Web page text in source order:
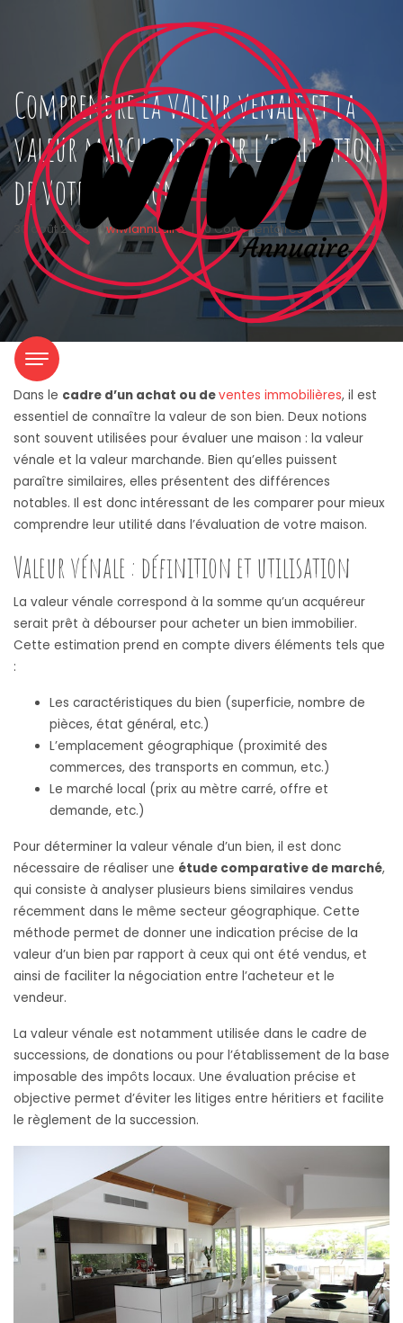
Comprendre la valeur venale et la
valeur marchande pour l’evaluation
de votre maison
30 août 2023 | wiwiannuaire | 0 Commentaires
Dans le cadre d’un achat ou deventes immobilières, il est
essentiel de connaître la valeur de son bien. Deux notions
sont souvent utilisées pour évaluer une maison : la valeur
vénale et la valeur marchande. Bien qu’elles puissent
paraître similaires, elles présentent des différences
notables. Il est donc intéressant de les comparer pour mieux
comprendre leur utilité dans l’évaluation de votre maison.
Valeur vénale : définition et utilisation
La valeur vénale correspond à la somme qu’un acquéreur
serait prêt à débourser pour acheter un bien immobilier.
Cette estimation prend en compte divers éléments tels que
:
Les caractéristiques du bien (superficie, nombre de
pièces, état général, etc.)
L’emplacement géographique (proximité des
commerces, des transports en commun, etc.)
Le marché local (prix au mètre carré, offre et
demande, etc.)
Pour déterminer la valeur vénale d’un bien, il est donc
nécessaire de réaliser une étude comparative de marché,
qui consiste à analyser plusieurs biens similaires vendus
récemment dans le même secteur géographique. Cette
méthode permet de donner une indication précise de la
valeur d’un bien par rapport à ceux qui ont été vendus, et
ainsi de faciliter la négociation entre l’acheteur et le
vendeur.
La valeur vénale est notamment utilisée dans le cadre de
successions, de donations ou pour l’établissement de la base
imposable des impôts locaux. Une évaluation précise et
objective permet d’éviter les litiges entre héritiers et facilite
le règlement de la succession.